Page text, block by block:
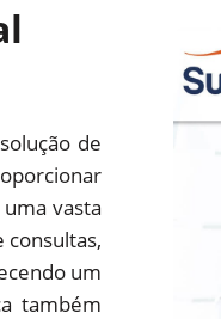
de
vasta
consultas,
um
também